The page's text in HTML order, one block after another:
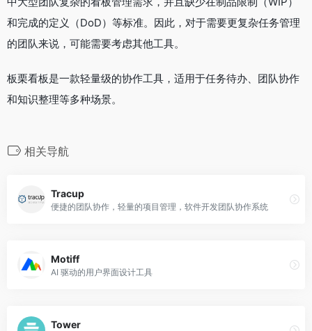
和完成的定义（DoD）等标准。因此，对于需要更复杂任务管理
的团队来说，可能需要考虑其他工具。
板栗看板是一款轻量级的协作工具，适用于任务待办、团队协作
和知识整理等多种场景。
相关导航
Tracup
便捷的团队协作，轻量的项目管理，软件开发团队协作系统
Motiff
AI 驱动的用户界面设计工具
Tower